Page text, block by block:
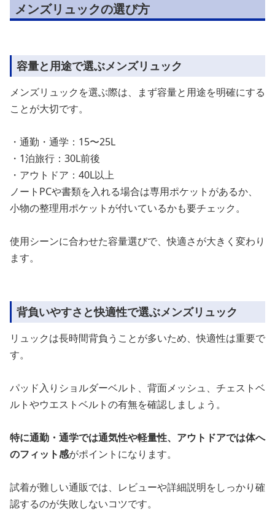
メンズリュックの選び方
容量と用途で選ぶメンズリュック
メンズリュックを選ぶ際は、まず容量と用途を明確にする
ことが大切です。
・通勤・通学：15〜25L
・1泊旅行：30L前後
・アウトドア：40L以上
ノートPCや書類を入れる場合は専用ポケットがあるか、
小物の整理用ポケットが付いているかも要チェック。
使用シーンに合わせた容量選びで、快適さが大きく変わり
ます。
背負いやすさと快適性で選ぶメンズリュック
リュックは長時間背負うことが多いため、快適性は重要で
す。
パッド入りショルダーベルト、背面メッシュ、チェストベ
ルトやウエストベルトの有無を確認しましょう。
特に通勤・通学では通気性や軽量性、アウトドアでは体へ
のフィット感がポイントになります。
試着が難しい通販では、レビューや詳細説明をしっかり確
認するのが失敗しないコツです。